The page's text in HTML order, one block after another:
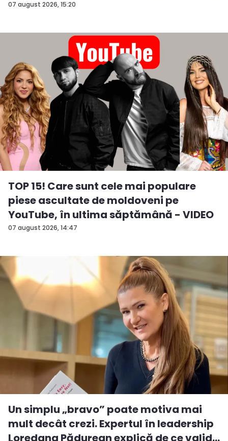
07 august 2026, 15:20
07 august 2026, 14:47
TOP 15! Care sunt cele mai populare
piese ascultate de moldoveni pe
YouTube, în ultima săptămână - VIDEO
Un simplu „bravo” poate motiva mai
mult decât crezi. Expertul în leadership
Loredana Pădurean explică de ce valid...